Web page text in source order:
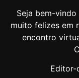
Seja bem-
muito felizes em
encontro
Editor-